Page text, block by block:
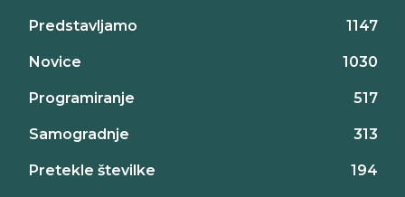
Predstavljamo 1147
Novice 1030
Programiranje 517
Samogradnje 313
Pretekle številke 194